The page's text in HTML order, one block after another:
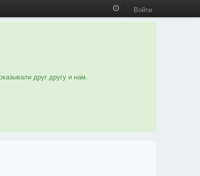
Войти
друг другу и нам.